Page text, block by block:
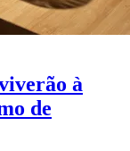
à
de